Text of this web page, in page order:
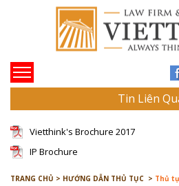
Tin Liên
Vietthink's Brochure 2017
IP Brochure
TRANG CHỦ > HƯỚNG DẪN THỦ TỤC > Thủ